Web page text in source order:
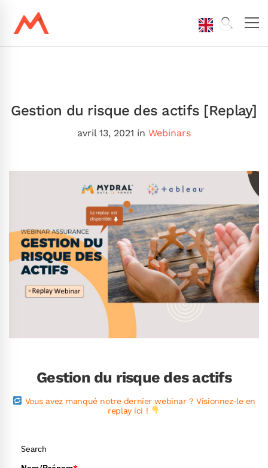
Gestion du risque des actifs [Replay]
avril 13, 2021 in Webinars
Gestion du risque des actifs
Vous avez manqué notre dernier webinar ? Visionnez-le en
replay ici !
Search